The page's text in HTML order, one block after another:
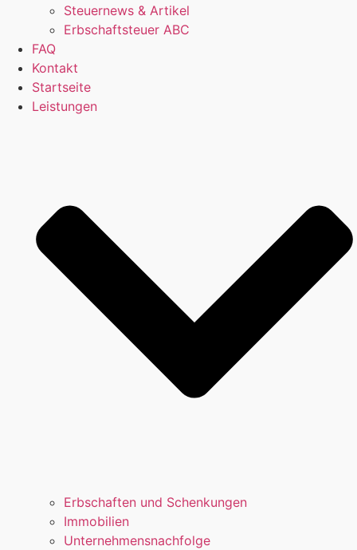
Steuernews & Artikel
Erbschaftsteuer ABC
FAQ
Kontakt
Startseite
Leistungen
Erbschaften und Schenkungen
Immobilien
Unternehmensnachfolge